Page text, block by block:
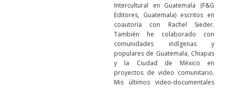
Intercultural en Guatemala (F&G
Editores, Guatemala) escritos en
coautoría con Rachel Sieder.
También he colaborado con
comunidades indígenas y
populares de Guatemala, Chiapas
y la Ciudad de México en
proyectos de video comunitario.
Mis últimos video-documentales